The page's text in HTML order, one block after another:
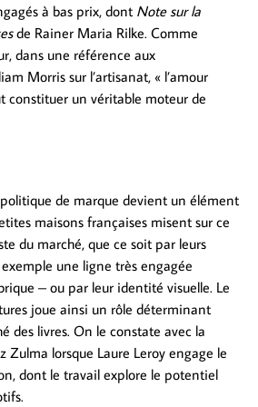
à bas prix, dont Note sur la
de Rainer Maria Rilke. Comme
dans une référence aux
Morris sur l’artisanat, « l’amour
constituer un véritable moteur de
de marque devient un élément
maisons françaises misent sur ce
du marché, que ce soit par leurs
une ligne très engagée
– ou par leur identité visuelle. Le
joue ainsi un rôle déterminant
des livres. On le constate avec la
Zulma lorsque Laure Leroy engage le
dont le travail explore le potentiel